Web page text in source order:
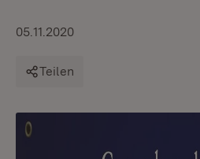
05.11.2020
Teilen